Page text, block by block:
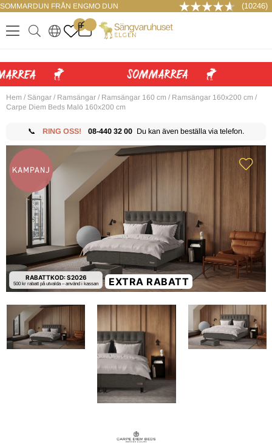
SOMMARDUN FRÅN ENGMO DUN (10246)
.
0
. ..
LOGGA IN
Hem / Sängar / Ramsängar / Ramsängar 160 cm / Ramsängar 160x200 cm /
Carpe Diem Beds Malö 160x200 cm
📞 RING OSS! 08-440 32 00 Du kan även beställa via telefon.
RABATTKOD: S2026
500 kr rabatt på utvalda – använd i kassan EXTRA RABATT